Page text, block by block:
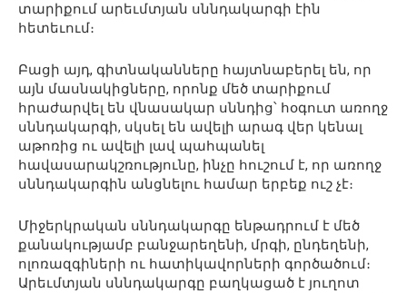
տարիքում արեւմտյան սննդակարգի էին
հետեւում։
Բացի այդ, գիտնականները հայտնաբերել են, որ
այն մասնակիցները, որոնք մեծ տարիքում
հրաժարվել են վնասակար սննդից՝ հօգուտ առողջ
սննդակարգի, սկսել են ավելի արագ վեր կենալ
աթոռից ու ավելի լավ պահպանել
հավասարակշռությունը, ինչը հուշում է, որ առողջ
սննդակարգին անցնելու համար երբեք ուշ չէ։
Միջերկրական սննդակարգը ենթադրում է մեծ
քանակությամբ բանջարեղենի, մրգի, ընդեղենի,
ոլոռազգիների ու հատիկավորների գործածում։
Արեւմտյան սննդակարգը բաղկացած է յուղոտ